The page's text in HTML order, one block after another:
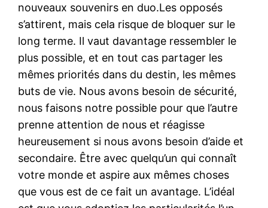
nouveaux souvenirs en duo.Les opposés
s’attirent, mais cela risque de bloquer sur le
long terme. Il vaut davantage ressembler le
plus possible, et en tout cas partager les
mêmes priorités dans du destin, les mêmes
buts de vie. Nous avons besoin de sécurité,
nous faisons notre possible pour que l’autre
prenne attention de nous et réagisse
heureusement si nous avons besoin d’aide et
secondaire. Être avec quelqu’un qui connaît
votre monde et aspire aux mêmes choses
que vous est de ce fait un avantage. L’idéal